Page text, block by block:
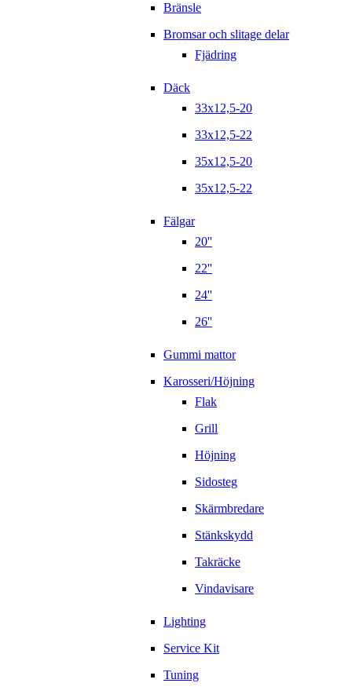
Bränsle
Bromsar och slitage delar
Fjädring
Däck
33x12,5-20
33x12,5-22
35x12,5-20
35x12,5-22
Fälgar
20''
22''
24''
26''
Gummi mattor
Karosseri/Höjning
Flak
Grill
Höjning
Sidosteg
Skärmbredare
Stänkskydd
Takräcke
Vindavisare
Lighting
Service Kit
Tuning